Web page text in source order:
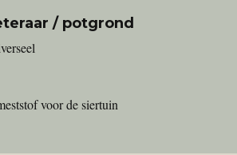
/ potgrond
voor de siertuin